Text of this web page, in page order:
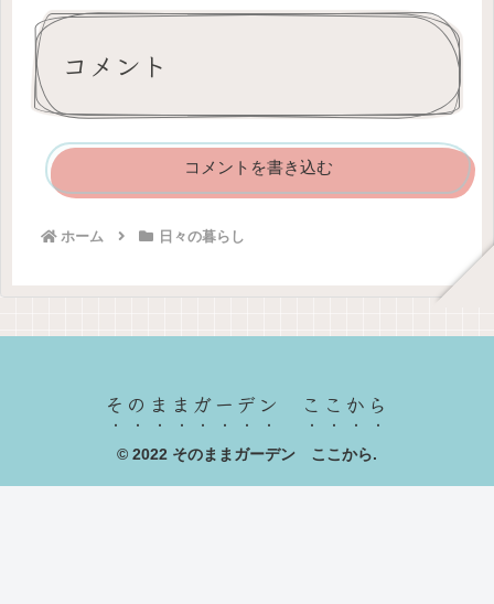
コメント
コメントを書き込む
ホーム 日々の暮らし
そのままガーデン ここから
© 2022 そのままガーデン ここから.